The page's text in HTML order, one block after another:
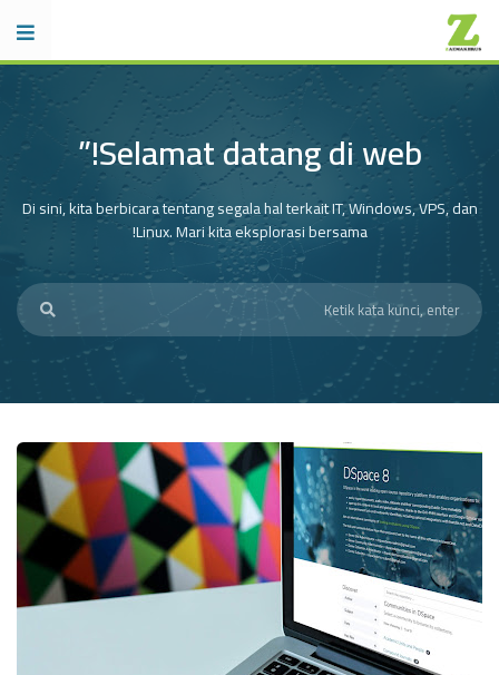
Selamat datang di web!”
Di sini, kita berbicara tentang segala hal terkait IT, Windows, VPS, dan
Linux. Mari kita eksplorasi bersama!